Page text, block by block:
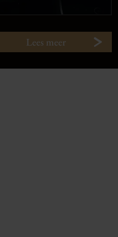
Lees meer